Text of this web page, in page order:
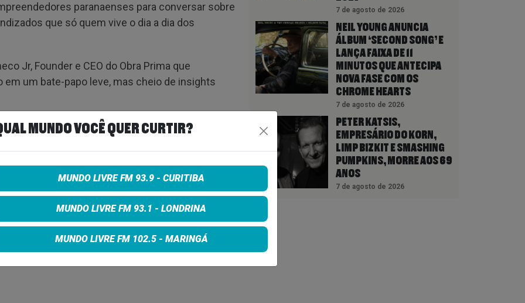
paranaenses para conversar sobre
que só quem vive o dia a dia dos
Jr, Founder e CEO do Obra Prima que
um bate-papo leve, mas cheio de insights
Mundo Livre FM e dentro da programação.
7 de agosto de 2026
NEIL YOUNG ANUNCIA
ÁLBUM ‘SECOND SONG’ E
LANÇA FAIXA DE 11
MINUTOS QUE ANTECIPA
NOVA FASE COM OS
CHROME HEARTS
7 de agosto de 2026
PETER KATSIS,
EMPRESÁRIO DO KORN,
LIMP BIZKIT E SMASHING
PUMPKINS, MORRE AOS 69
ANOS
7 de agosto de 2026
MUNDO VOCÊ QUER CURTIR?
MUNDO LIVRE FM 93.9 - CURITIBA
MUNDO LIVRE FM 93.1 - LONDRINA
MUNDO LIVRE FM 102.5 - MARINGÁ